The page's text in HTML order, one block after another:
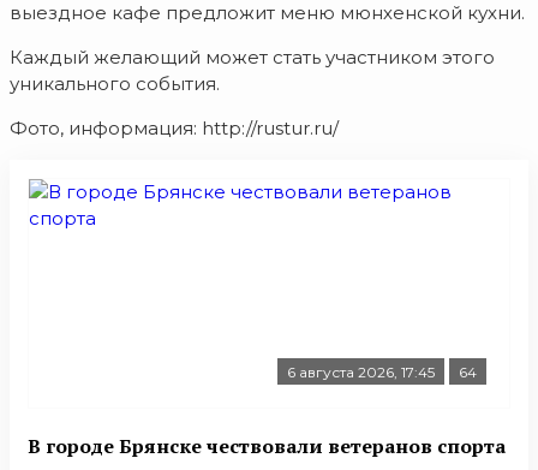
выездное кафе предложит меню мюнхенской кухни.
Каждый желающий может стать участником этого
уникального события.
Фото, информация: http://rustur.ru/
6 августа 2026, 17:45 64
В городе Брянске чествовали ветеранов спорта